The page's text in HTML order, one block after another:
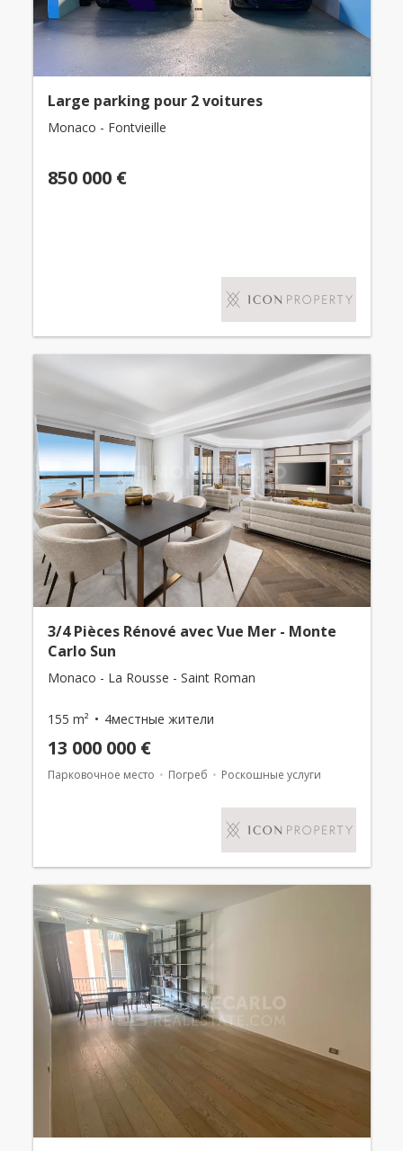
Large parking pour 2 voitures
Monaco - Fontvieille
850 000 €
3/4 Pièces Rénové avec Vue Mer - Monte
Carlo Sun
Monaco - La Rousse - Saint Roman
155 m² 4местные жители
13 000 000 €
Парковочное место Погреб Роскошные услуги